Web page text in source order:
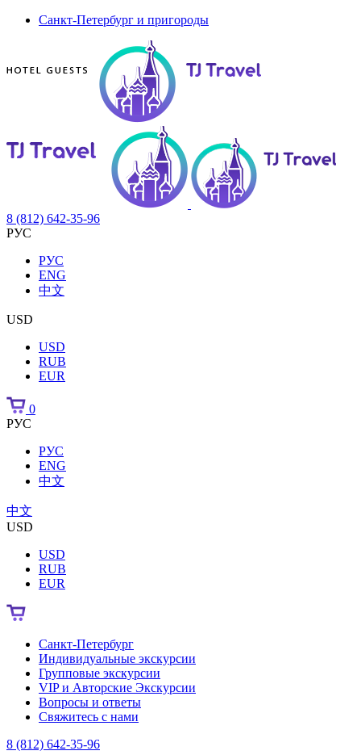
Санкт-Петербург и пригороды
8 (812) 642-35-96
РУС
РУС
ENG
中文
USD
USD
RUB
EUR
0
РУС
РУС
ENG
中文
中文
USD
USD
RUB
EUR
Санкт-Петербург
Индивидуальные экскурсии
Групповые экскурсии
VIP и Авторские Экскурсии
Вопросы и ответы
Свяжитесь с нами
8 (812) 642-35-96